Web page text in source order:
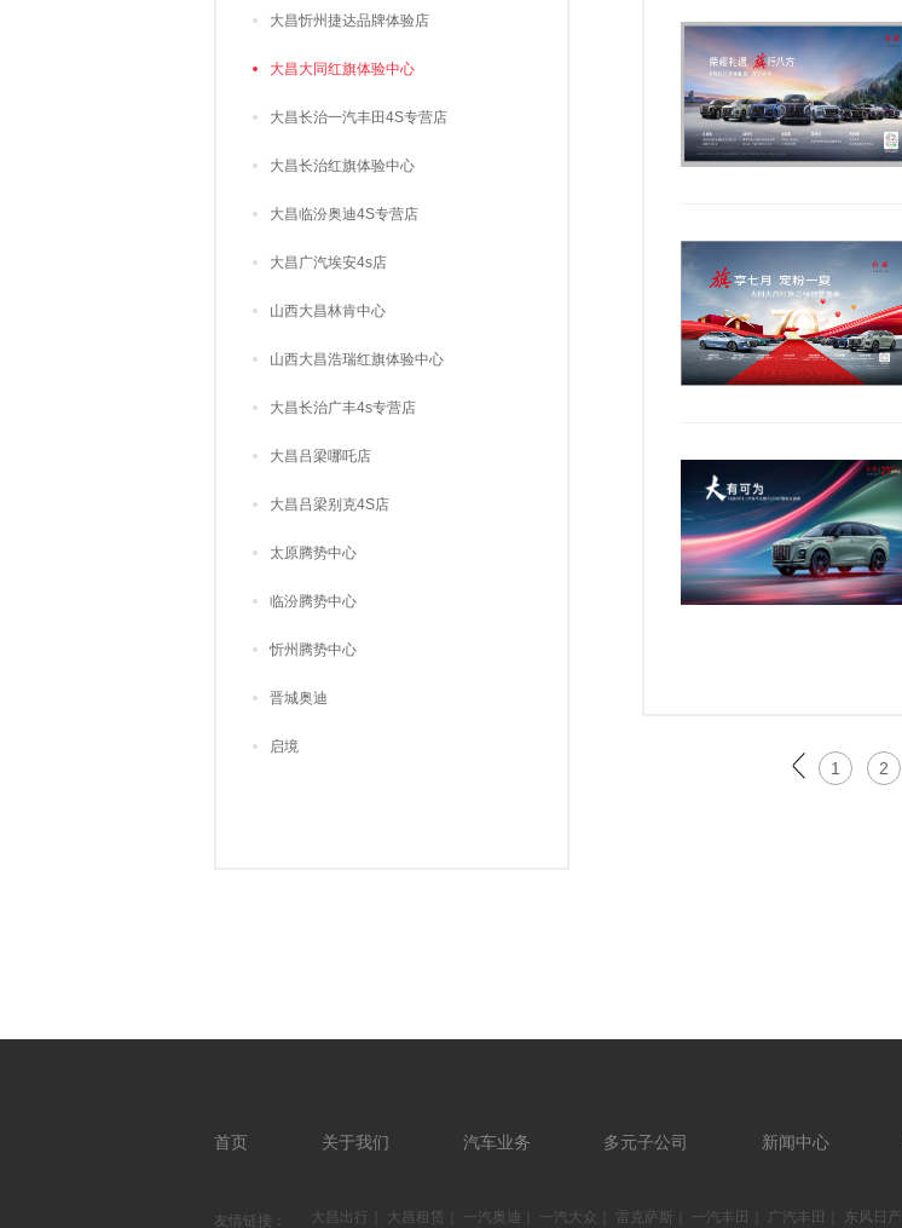
大昌忻州捷达品牌体验店
大昌大同红旗体验中心
大昌长治一汽丰田4S专营店
大昌长治红旗体验中心
大昌临汾奥迪4S专营店
大昌广汽埃安4s店
山西大昌林肯中心
山西大昌浩瑞红旗体验中心
大昌长治广丰4s专营店
大昌吕梁哪吒店
大昌吕梁别克4S店
太原腾势中心
临汾腾势中心
忻州腾势中心
晋城奥迪
启境
1 2
首页 关于我们 汽车业务 多元子公司 新闻中心
友情链接： 大昌出行 大昌租赁 一汽奥迪 一汽大众 雷克萨斯 一汽丰田 广汽丰田 东风日产